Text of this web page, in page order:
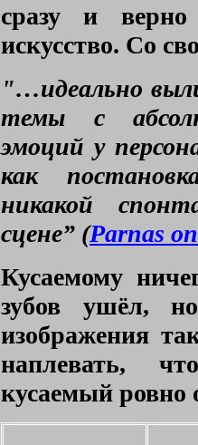
сразу и верно
искусство. Со
"…идеально
темы с
эмоций у
как
никакой
сцене” (Parnas
Кусаемому
зубов ушёл,
изображения
наплевать,
кусаемый ровно